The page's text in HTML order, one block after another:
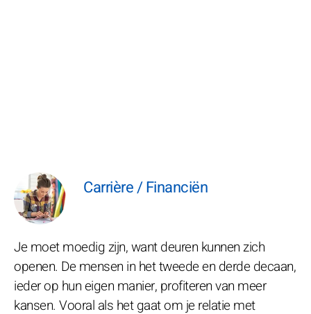
Carrière / Financiën
Je moet moedig zijn, want deuren kunnen zich
openen. De mensen in het tweede en derde decaan,
ieder op hun eigen manier, profiteren van meer
kansen. Vooral als het gaat om je relatie met